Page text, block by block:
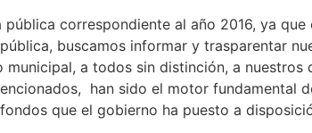
correspondiente al año 2016, ya
buscamos informar y trasparentar
a todos sin distinción, a
han sido el motor fundamental
que el gobierno ha puesto a